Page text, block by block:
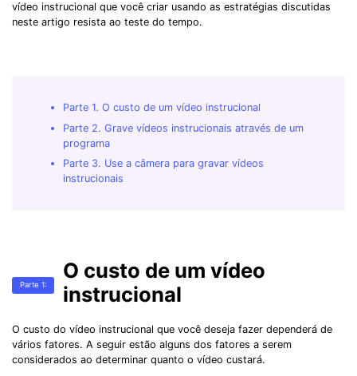
vídeo instrucional que você criar usando as estratégias discutidas
neste artigo resista ao teste do tempo.
Parte 1. O custo de um vídeo instrucional
Parte 2. Grave vídeos instrucionais através de um
programa
Parte 3. Use a câmera para gravar vídeos
instrucionais
Parte 1:
O custo de um vídeo
instrucional
O custo do vídeo instrucional que você deseja fazer dependerá de
vários fatores. A seguir estão alguns dos fatores a serem
considerados ao determinar quanto o vídeo custará.